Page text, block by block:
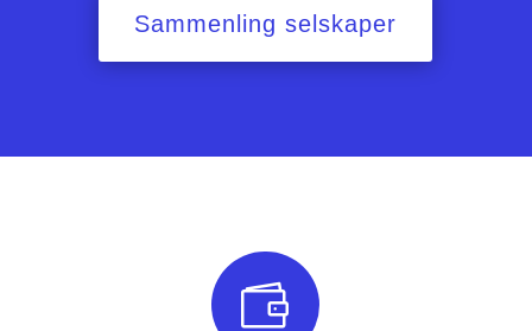
Sammenling selskaper
